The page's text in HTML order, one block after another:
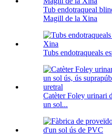
Tub endotraqueal
Magill de la Xina
Tubs endotraqueals
Catèter Foley urinari
un sol...